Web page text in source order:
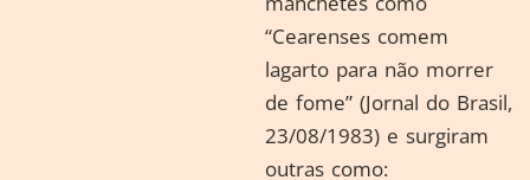
“Cearenses comem
lagarto para não morrer
de fome” (Jornal do Brasil,
23/08/1983) e surgiram
outras como: